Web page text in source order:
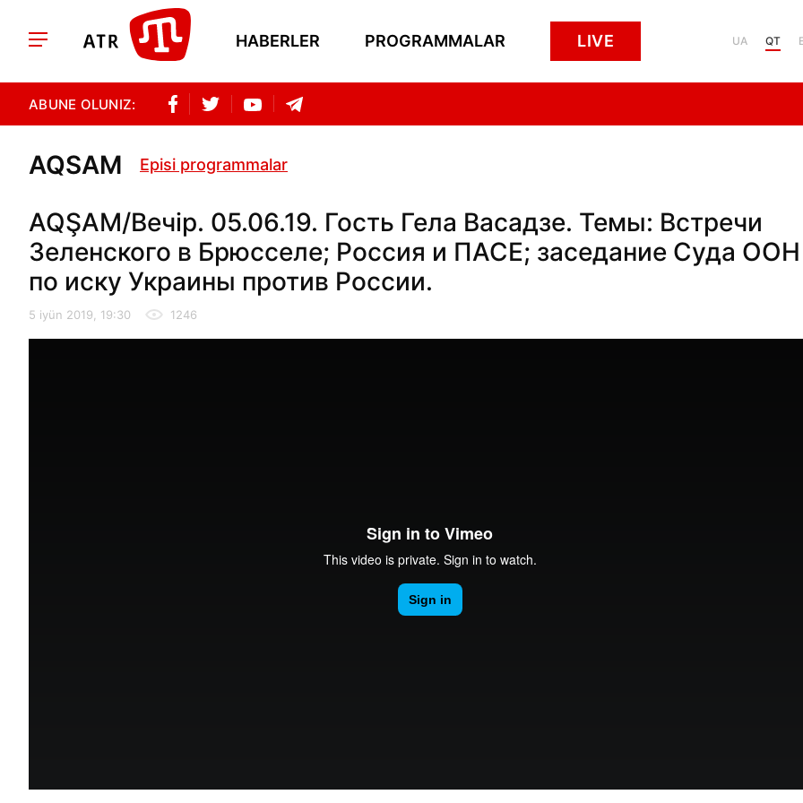
HABERLER PROGRAMMALAR LIVE UA QT
ABUNE OLUNIZ:
AQSAM Episi programmalar
AQŞAM/Вечір. 05.06.19. Гость Гела Васадзе. Темы: Встречи
Зеленского в Брюсселе; Россия и ПАСЕ; заседание Суда ООН
по иску Украины против России.
5 iyün 2019, 19:30 1246